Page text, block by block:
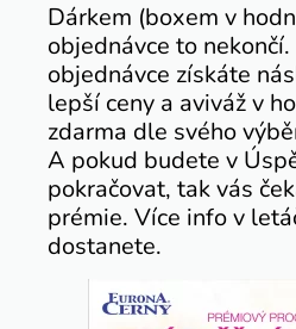
Dárkem (boxem v
objednávce to
objednávce získáte
lepší ceny a aviváž v
zdarma dle svého
A pokud budete v
pokračovat, tak vás
prémie. Více info v
dostanete.